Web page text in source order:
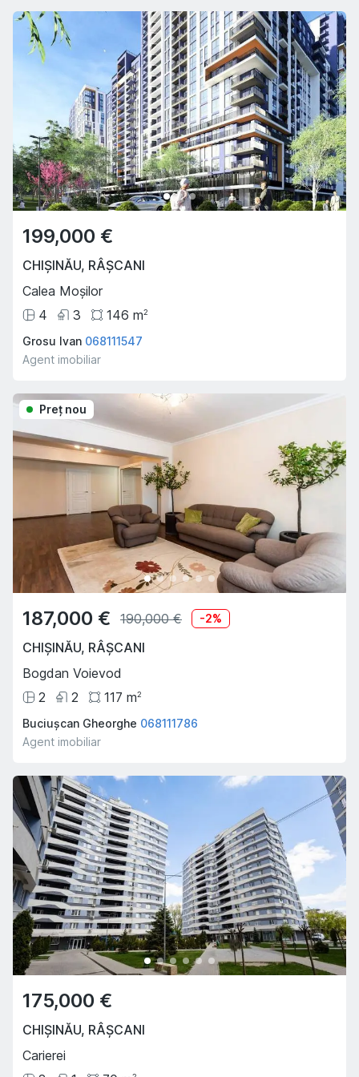
199,000 €
CHIȘINĂU, RÂȘCANI
Calea Moșilor
4
3 146 m2
Grosu Ivan 068111547
Agent imobiliar
Preţ nou
187,000 € 190,000 € -2%
CHIȘINĂU, RÂȘCANI
Bogdan Voievod
2
2 117 m2
Buciușcan Gheorghe 068111786
Agent imobiliar
175,000 €
CHIȘINĂU, RÂȘCANI
Carierei